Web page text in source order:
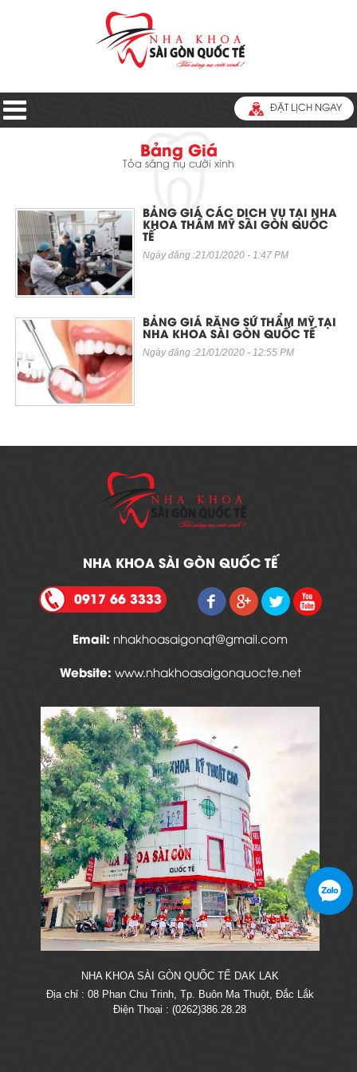
ĐẶT LỊCH NGAY
Bảng Giá
Tỏa sáng nụ cười xinh
BẢNG GIÁ CÁC DỊCH VỤ TẠI NHA
KHOA THẨM MỸ SÀI GÒN QUỐC
TẾ
Ngày đăng :21/01/2020 - 1:47 PM
BẢNG GIÁ RĂNG SỨ THẨM MỸ TẠI
NHA KHOA SÀI GÒN QUỐC TẾ
Ngày đăng :21/01/2020 - 12:55 PM
NHA KHOA SÀI GÒN QUỐC TẾ
0917 66 3333
Email: nhakhoasaigonqt@gmail.com
Website: www.nhakhoasaigonquocte.net
NHA KHOA SÀI GÒN QUỐC TẾ DAK LAK
Địa chỉ : 08 Phan Chu Trinh, Tp. Buôn Ma Thuột, Đắc Lắk
Điện Thoại : (0262)386.28.28